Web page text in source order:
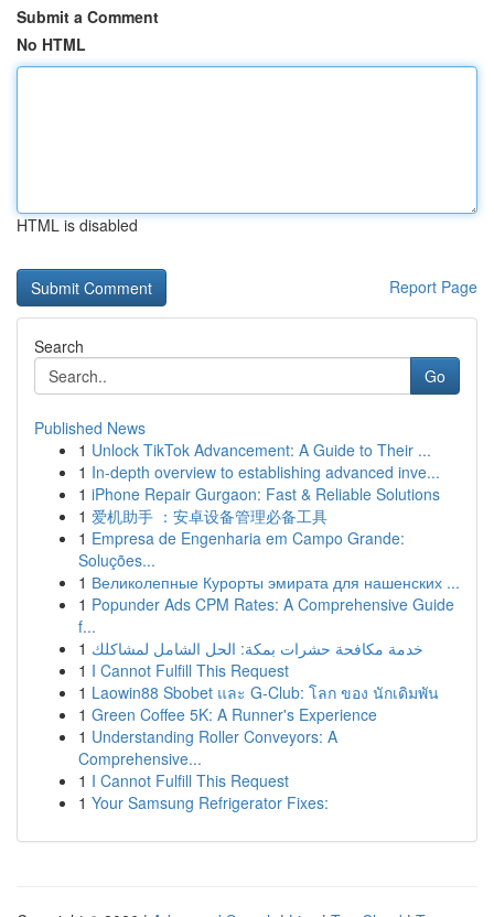
Submit a Comment
No HTML
HTML is disabled
Report Page
Search
Go
Published News
1 Unlock TikTok Advancement: A Guide to Their ...
1 In-depth overview to establishing advanced inve...
1 iPhone Repair Gurgaon: Fast & Reliable Solutions
1 爱机助手 ：安卓设备管理必备工具
1 Empresa de Engenharia em Campo Grande:
Soluções...
1 Великолепные Курорты эмирата для нашенских ...
1 Popunder Ads CPM Rates: A Comprehensive Guide
f...
1 خدمة مكافحة حشرات بمكة: الحل الشامل لمشاكلك
1 I Cannot Fulfill This Request
1 Laowin88 Sbobet และ G-Club: โลก ของ นักเดิมพัน
1 Green Coffee 5K: A Runner's Experience
1 Understanding Roller Conveyors: A
Comprehensive...
1 I Cannot Fulfill This Request
1 Your Samsung Refrigerator Fixes: